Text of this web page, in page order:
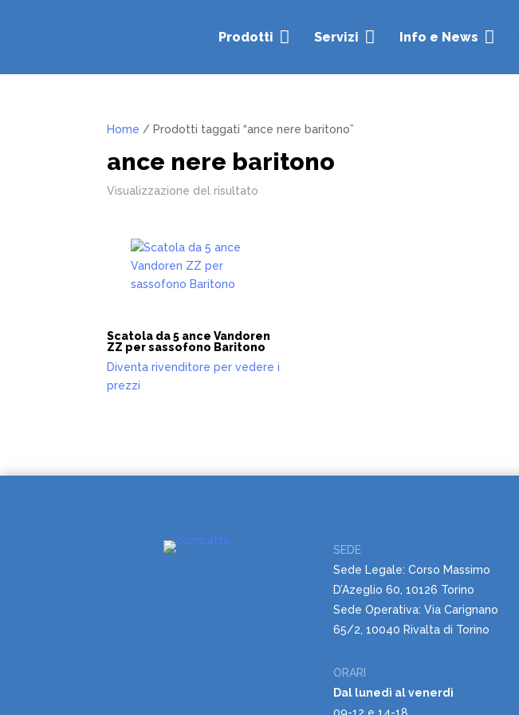

Prodotti 
Servizi 
Info e News
Home / Prodotti taggati “ance nere baritono”
ance nere baritono
Visualizzazione del risultato
Scatola da 5 ance Vandoren
ZZ per sassofono Baritono
Diventa rivenditore per vedere i
prezzi
SEDE
Sede Legale: Corso Massimo
D’Azeglio 60, 10126 Torino
Sede Operativa: Via Carignano
65/2, 10040 Rivalta di Torino
ORARI
Dal lunedì al venerdì